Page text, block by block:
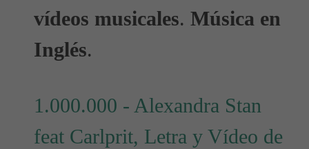
vídeos musicales. Música en
Inglés.
1.000.000 - Alexandra Stan
feat Carlprit, Letra y Vídeo de